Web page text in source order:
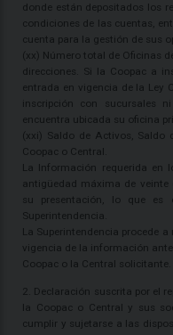
donde están depositados los
condiciones de las cuentas,
cuenta para la gestión de sus
(xx) Número total de Oficinas
direcciones. Si la Coopac a
entrada en vigencia de la Ley
inscripción con sucursales
encuentra ubicada su oficina
(xxi) Saldo de Activos, Saldo
Coopac o Central.
La Información requerida en
antigüedad máxima de veinte
su presentación, lo que es
Superintendencia.
La Superintendencia procede
vigencia de la información
Coopac o la Central solicitante.
2. Declaración suscrita por el
la Coopac o Central y sus
cumplir y sujetarse a las